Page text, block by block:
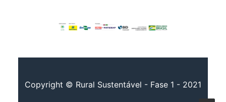
Copyright © Rural Sustentável - Fase 1 - 2021